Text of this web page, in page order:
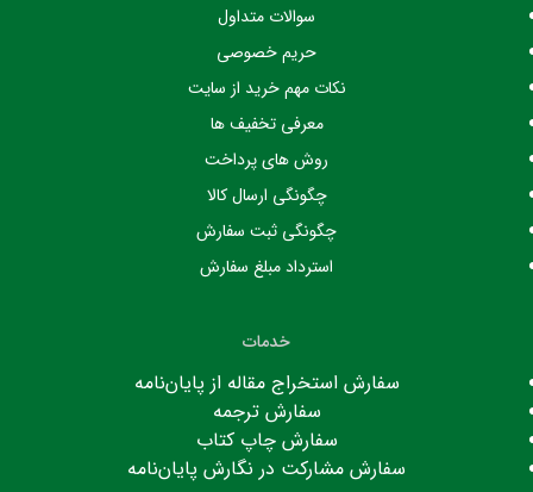
سوالات متداول
حریم خصوصی
نکات مهم خرید از سایت
معرفی تخفیف ها
روش های پرداخت
چگونگی ارسال کالا
چگونگی ثبت سفارش
استرداد مبلغ سفارش
خدمات
سفارش استخراج مقاله از پایان‌نامه
سفارش ترجمه
سفارش چاپ کتاب
سفارش مشارکت در نگارش پایان‌نامه